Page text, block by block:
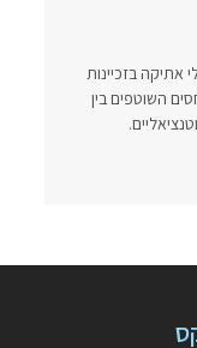
אתיקה בזכיינות
השוטפים בין